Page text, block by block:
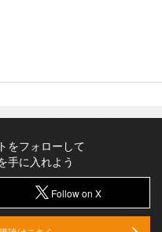
をフォローして
手に入れよう
Follow on X